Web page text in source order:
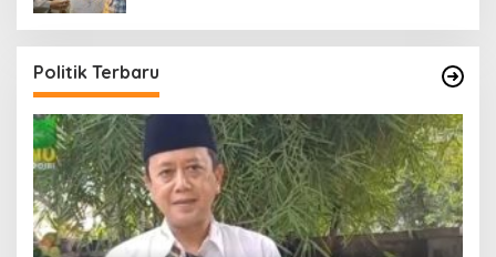
Politik Terbaru